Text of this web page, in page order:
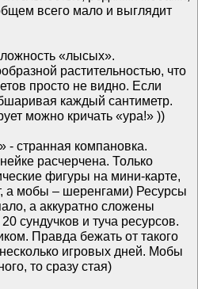
всего мало и выглядит
«лысых».
растительностью, что
просто не видно. Если
каждый сантиметр.
можно кричать «ура!» ))
- странная компановка.
расчерчена. Только
фигуры на мини-карте,
а мобы – шеренгами) Ресурсы
а аккуратно сложены
сундучков и туча ресурсов.
Правда бежать от такого
игровых дней. Мобы
то сразу стая)